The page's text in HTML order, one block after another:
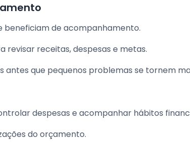
beneficiam de acompanhamento.
revisar receitas, despesas e metas.
antes que pequenos problemas se tornem
despesas e acompanhar hábitos
do orçamento.